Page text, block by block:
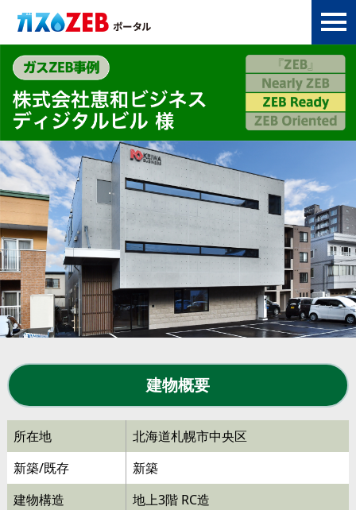
建物概要
所在地
北海道札幌市中央区
新築/既存
新築
建物構造
地上3階 RC造